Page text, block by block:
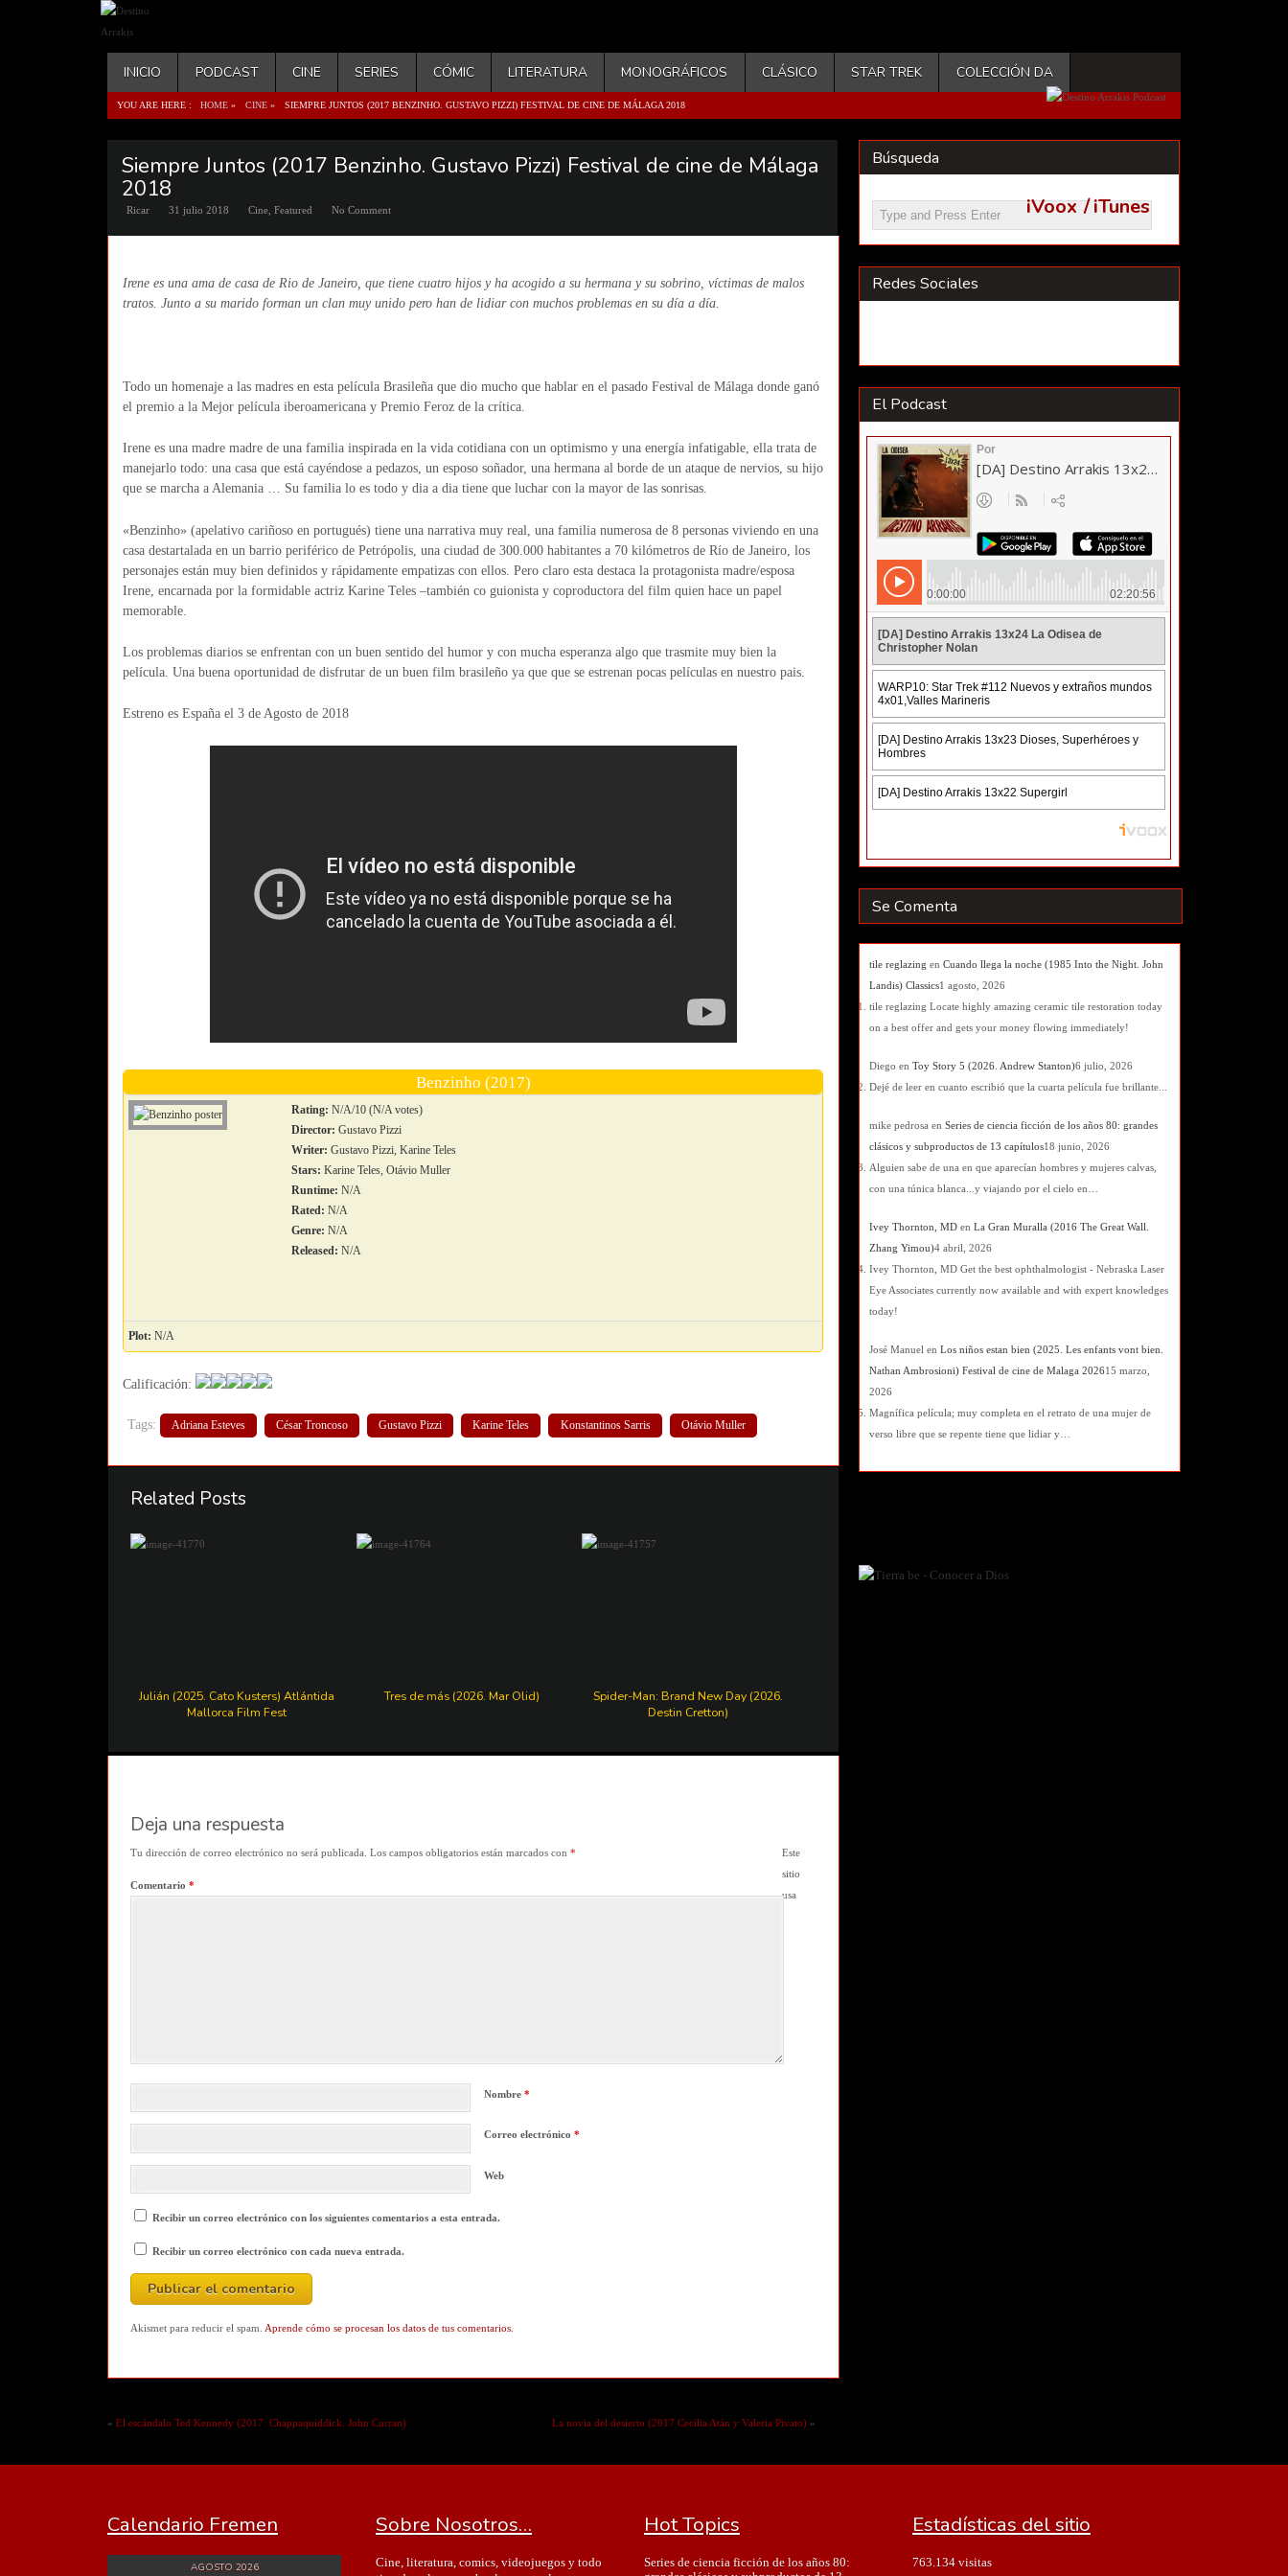
iVoox /iTunes
INICIO PODCAST CINE SERIES CÓMIC LITERATURA MONOGRÁFICOS CLÁSICO STAR TREK COLECCIÓN DA
YOU ARE HERE : HOME » CINE» SIEMPRE JUNTOS (2017 BENZINHO. GUSTAVO PIZZI) FESTIVAL DE CINE DE MÁLAGA 2018
Siempre Juntos (2017 Benzinho. Gustavo Pizzi) Festival de cine de Málaga
2018
Ricar 31 julio 2018 Cine,Featured No Comment
Irene es una ama de casa de Rio de Janeiro, que tiene cuatro hijos y ha acogido a su hermana y su sobrino, víctimas de malos
tratos. Junto a su marido forman un clan muy unido pero han de lidiar con muchos problemas en su día a día.
Todo un homenaje a las madres en esta película Brasileña que dio mucho que hablar en el pasado Festival de Málaga donde ganó
el premio a la Mejor película iberoamericana y Premio Feroz de la crítica.
Irene es una madre madre de una familia inspirada en la vida cotidiana con un optimismo y una energía infatigable, ella trata de
manejarlo todo: una casa que está cayéndose a pedazos, un esposo soñador, una hermana al borde de un ataque de nervios, su hijo
que se marcha a Alemania … Su familia lo es todo y dia a dia tiene que luchar con la mayor de las sonrisas.
«Benzinho» (apelativo cariñoso en portugués) tiene una narrativa muy real, una familia numerosa de 8 personas viviendo en una
casa destartalada en un barrio periférico de Petrópolis, una ciudad de 300.000 habitantes a 70 kilómetros de Río de Janeiro, los
personajes están muy bien definidos y rápidamente empatizas con ellos. Pero claro esta destaca la protagonista madre/esposa
Irene, encarnada por la formidable actriz Karine Teles –también co guionista y coproductora del film quien hace un papel
memorable.
Los problemas diarios se enfrentan con un buen sentido del humor y con mucha esperanza algo que trasmite muy bien la
película. Una buena oportunidad de disfrutar de un buen film brasileño ya que que se estrenan pocas películas en nuestro pais.
Estreno es España el 3 de Agosto de 2018
Benzinho (2017)
Rating: N/A/10 (N/A votes)
Director: Gustavo Pizzi
Writer: Gustavo Pizzi, Karine Teles
Stars: Karine Teles, Otávio Muller
Runtime: N/A
Rated: N/A
Genre: N/A
Released: N/A
Plot: N/A
Calificación:
Tags: Adriana Esteves César Troncoso Gustavo Pizzi Karine Teles Konstantinos Sarris Otávio Muller
Related Posts
Julián (2025. Cato Kusters) Atlántida
Mallorca Film Fest
Tres de más (2026. Mar Olid)
Spider-Man: Brand New Day (2026.
Destin Cretton)
Deja una respuesta
Tu dirección de correo electrónico no será publicada. Los campos obligatorios están marcados con *
Comentario *
Nombre *
Correo electrónico *
Web
Recibir un correo electrónico con los siguientes comentarios a esta entrada.
Recibir un correo electrónico con cada nueva entrada.
Este
sitio
usa
Akismet para reducir el spam. Aprende cómo se procesan los datos de tus comentarios.
« El escándalo Ted Kennedy (2017. Chappaquiddick. John Curran) La novia del desierto (2017 Cecilia Atán y Valeria Pivato)»
Búsqueda
Redes Sociales
El Podcast
Se Comenta
tile reglazing en Cuando llega la noche (1985 Into the Night. John
Landis) Classics1 agosto, 2026
tile reglazing Locate highly amazing ceramic tile restoration today
on a best offer and gets your money flowing immediately!
Diego en Toy Story 5 (2026. Andrew Stanton)6 julio, 2026
Dejé de leer en cuanto escribió que la cuarta película fue brillante...
mike pedrosa en Series de ciencia ficción de los años 80: grandes
clásicos y subproductos de 13 capítulos18 junio, 2026
Alguien sabe de una en que aparecían hombres y mujeres calvas,
con una túnica blanca...y viajando por el cielo en…
Ivey Thornton, MD en La Gran Muralla (2016 The Great Wall.
Zhang Yimou)4 abril, 2026
Ivey Thornton, MD Get the best ophthalmologist - Nebraska Laser
Eye Associates currently now available and with expert knowledges
today!
José Manuel en Los niños estan bien (2025. Les enfants vont bien.
Nathan Ambrosioni) Festival de cine de Malaga 202615 marzo,
2026
Magnífica película; muy completa en el retrato de una mujer de
verso libre que se repente tiene que lidiar y…
Calendario Fremen
AGOSTO 2026
Sobre Nosotros…
Cine, literatura, comics, videojuegos y todo
Hot Topics
Series de ciencia ficción de los años 80:
Estadísticas del sitio
763.134 visitas